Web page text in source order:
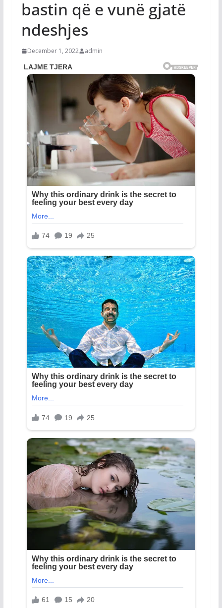
bastin që e vunë gjatë
ndeshjes
December 1, 2022 admin